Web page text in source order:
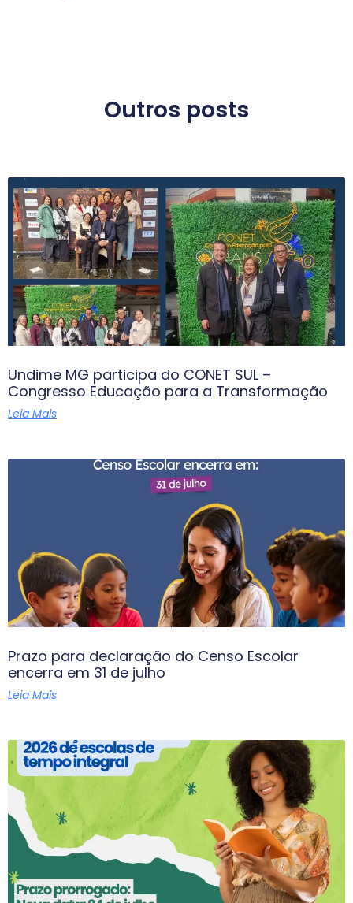
Outros posts
Undime MG participa do CONET SUL –
Congresso Educação para a Transformação
Leia Mais
Prazo para declaração do Censo Escolar
encerra em 31 de julho
Leia Mais